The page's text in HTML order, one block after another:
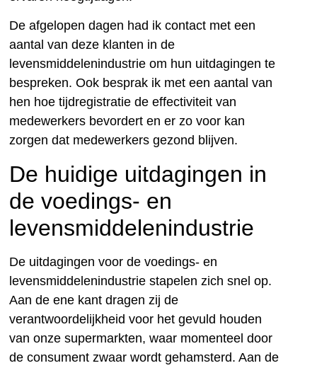
De afgelopen dagen had ik contact met een
aantal van deze klanten in de
levensmiddelenindustrie om hun uitdagingen te
bespreken. Ook besprak ik met een aantal van
hen hoe tijdregistratie de effectiviteit van
medewerkers bevordert en er zo voor kan
zorgen dat medewerkers gezond blijven.
De huidige uitdagingen in
de voedings- en
levensmiddelenindustrie
De uitdagingen voor de voedings- en
levensmiddelenindustrie stapelen zich snel op.
Aan de ene kant dragen zij de
verantwoordelijkheid voor het gevuld houden
van onze supermarkten, waar momenteel door
de consument zwaar wordt gehamsterd. Aan de